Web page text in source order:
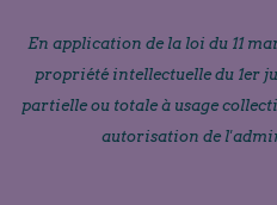
En application de la loi du 11
propriété intellectuelle du 1er
partielle ou totale à usage
autorisation de